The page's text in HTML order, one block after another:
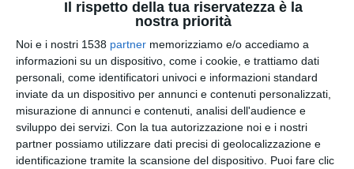
Il rispetto della tua riservatezza è la
nostra priorità
Noi e i nostri 1538 partner memorizziamo e/o accediamo a
informazioni su un dispositivo, come i cookie, e trattiamo dati
personali, come identificatori univoci e informazioni standard
inviate da un dispositivo per annunci e contenuti personalizzati,
misurazione di annunci e contenuti, analisi dell'audience e
sviluppo dei servizi. Con la tua autorizzazione noi e i nostri
partner possiamo utilizzare dati precisi di geolocalizzazione e
identificazione tramite la scansione del dispositivo. Puoi fare clic
Passa una bella giornata